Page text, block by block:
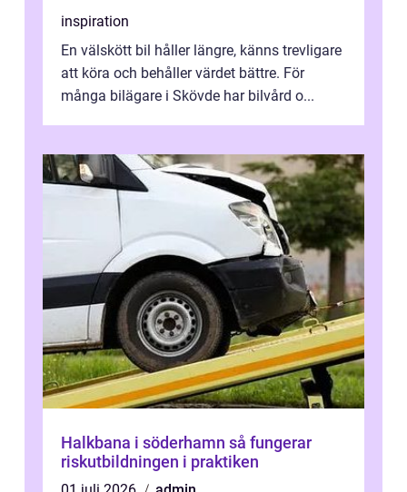
inspiration
En välskött bil håller längre, känns trevligare
att köra och behåller värdet bättre. För
många bilägare i Skövde har bilvård o...
Halkbana i söderhamn så fungerar
riskutbildningen i praktiken